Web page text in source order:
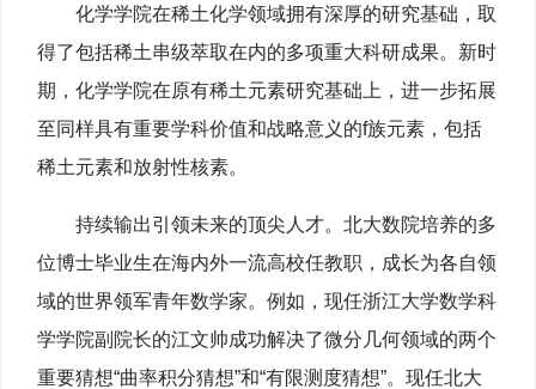
化学学院在稀土化学领域拥有深厚的研究基础，取
得了包括稀土串级萃取在内的多项重大科研成果。新时
期，化学学院在原有稀土元素研究基础上，进一步拓展
至同样具有重要学科价值和战略意义的f族元素，包括
稀土元素和放射性核素。
持续输出引领未来的顶尖人才。北大数院培养的多
位博士毕业生在海内外一流高校任教职，成长为各自领
域的世界领军青年数学家。例如，现任浙江大学数学科
学学院副院长的江文帅成功解决了微分几何领域的两个
重要猜想“曲率积分猜想”和“有限测度猜想”。现任北大